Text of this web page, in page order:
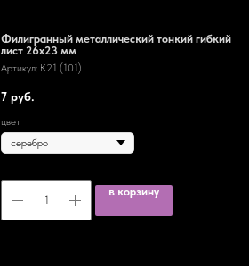
Филигранный металлический тонкий гибкий
лист 26х23 мм
Артикул: K21 (101)
7 руб.
цвет
в корзину